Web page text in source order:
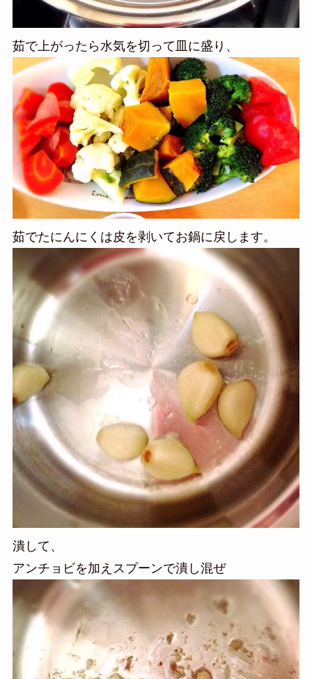
茹で上がったら水気を切って皿に盛り、
茹でたにんにくは皮を剥いてお鍋に戻します。
潰して、
アンチョビを加えスプーンで潰し混ぜ